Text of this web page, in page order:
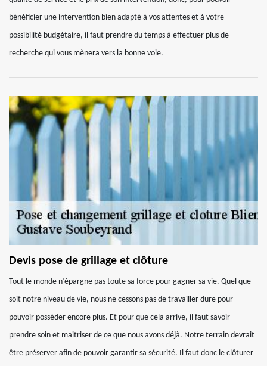
bénéficier une intervention bien adapté à vos attentes et à votre
possibilité budgétaire, il faut prendre du temps à effectuer plus de
recherche qui vous mènera vers la bonne voie.
Devis pose de grillage et clôture
Tout le monde n’épargne pas toute sa force pour gagner sa vie. Quel que
soit notre niveau de vie, nous ne cessons pas de travailler dure pour
pouvoir posséder encore plus. Et pour que cela arrive, il faut savoir
prendre soin et maitriser de ce que nous avons déjà. Notre terrain devrait
être préserver afin de pouvoir garantir sa sécurité. Il faut donc le clôturer